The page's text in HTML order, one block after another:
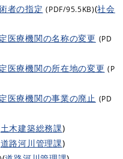
者の指定 (PDF/95.5KB)(社会
医療機関の名称の変更 (PD
医療機関の所在地の変更 (P
医療機関の事業の廃止 (PD
土木建築総務課)
道路河川管理課)